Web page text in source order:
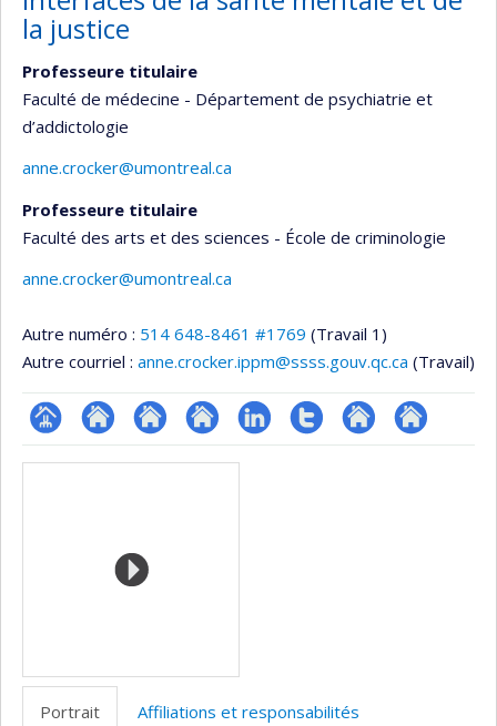
la justice
Professeure titulaire
Faculté de médecine - Département de psychiatrie et
d’addictologie
anne.crocker@umontreal.ca
Professeure titulaire
Faculté des arts et des sciences - École de criminologie
anne.crocker@umontreal.ca
Autre numéro : 514 648-8461 #1769 (Travail 1)
Autre courriel : anne.crocker.ippm@ssss.gouv.qc.ca (Travail)
Page Site
recherche
Site
de
recherche
Site
LinkedInCompteAutre Autre
Médias
Portrait Affiliations et responsabilités